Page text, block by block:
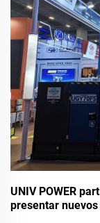
UNIV POWER
presentar